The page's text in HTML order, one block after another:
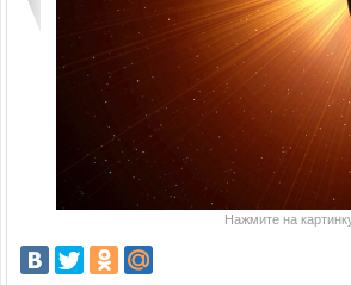
Нажмите на